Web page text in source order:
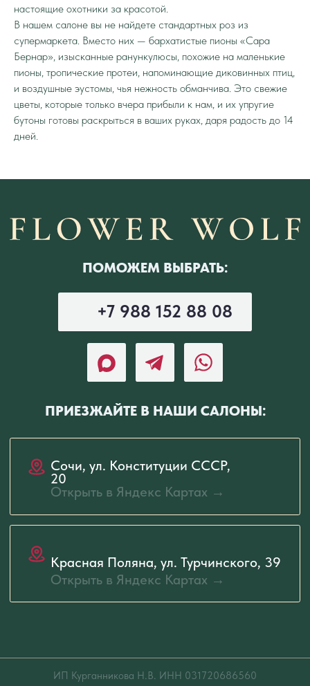
настоящие охотники за красотой.
В нашем салоне вы не найдете стандартных роз из
супермаркета. Вместо них — бархатистые пионы «Сара
Бернар», изысканные ранункулюсы, похожие на маленькие
пионы, тропические протеи, напоминающие диковинных птиц,
и воздушные эустомы, чья нежность обманчива. Это свежие
цветы, которые только вчера прибыли к нам, и их упругие
бутоны готовы раскрыться в ваших руках, даря радость до 14
дней.